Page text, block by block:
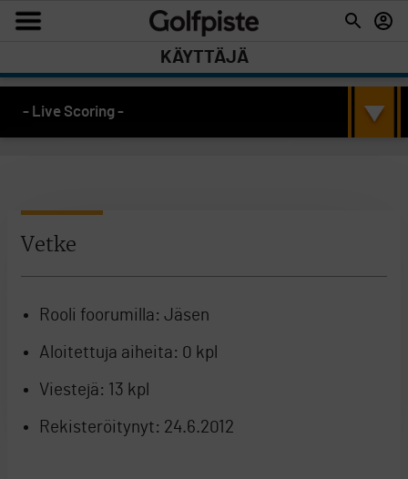
KÄYTTÄJÄ
- Live Scoring -
Vetke
Rooli foorumilla: Jäsen
Aloitettuja aiheita: 0 kpl
Viestejä: 13 kpl
Rekisteröitynyt: 24.6.2012